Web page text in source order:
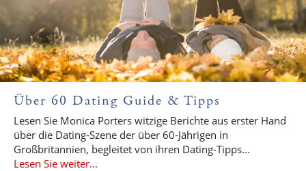
Über 60 Dating Guide & Tipps
Lesen Sie Monica Porters witzige Berichte aus erster Hand
über die Dating-Szene der über 60-Jährigen in
Großbritannien, begleitet von ihren Dating-Tipps...
Lesen Sie weiter...